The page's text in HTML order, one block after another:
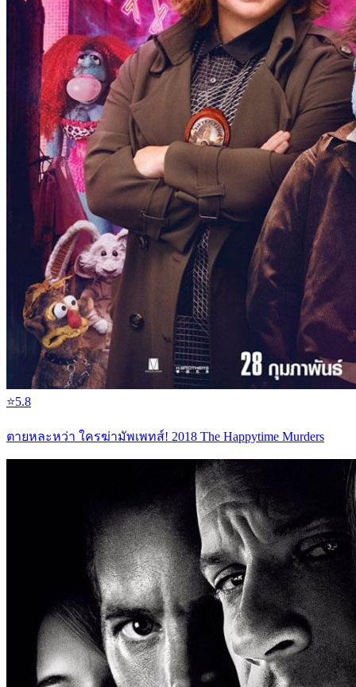
⭐5.8
ตายหละหว่า ใครฆ่ามัพเพทส์! 2018 The Happytime Murders